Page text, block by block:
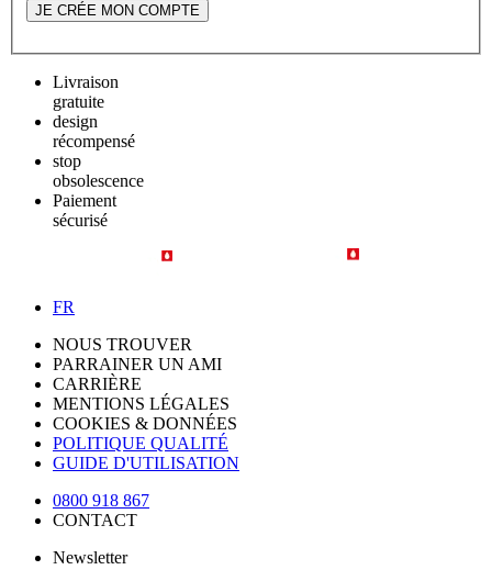
JE CRÉE MON COMPTE
Livraison
gratuite
design
récompensé
stop
obsolescence
Paiement
sécurisé
FR
NOUS TROUVER
PARRAINER UN AMI
CARRIÈRE
MENTIONS LÉGALES
COOKIES & DONNÉES
POLITIQUE QUALITÉ
GUIDE D'UTILISATION
0800 918 867
CONTACT
Newsletter